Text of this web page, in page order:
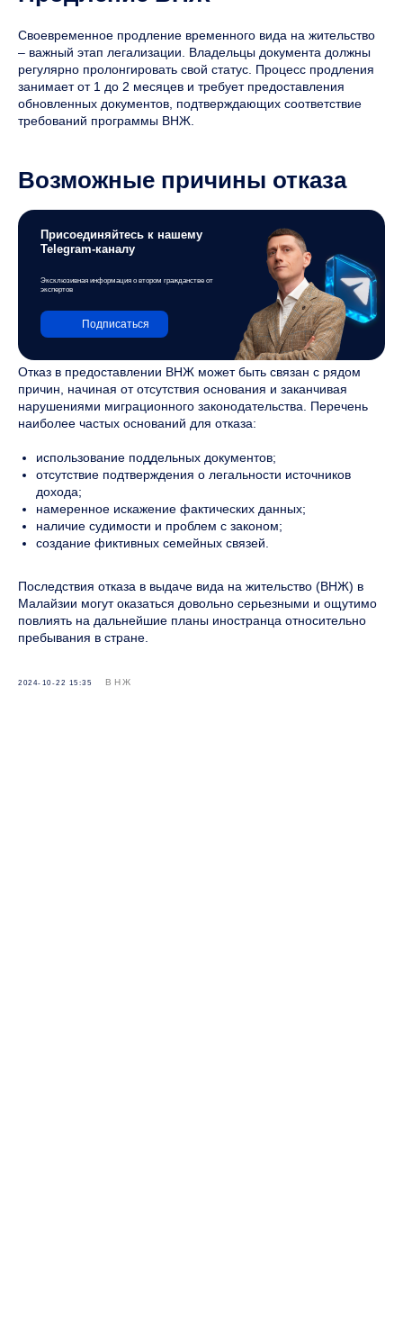
Своевременное продление временного вида на жительство
– важный этап легализации. Владельцы документа должны
регулярно пролонгировать свой статус. Процесс продления
занимает от 1 до 2 месяцев и требует предоставления
обновленных документов, подтверждающих соответствие
требований программы ВНЖ.
Возможные причины отказа
Присоединяйтесь к нашему
Telegram-каналу
Эксклюзивная информация о втором гражданстве от
экспертов
Подписаться
Отказ в предоставлении ВНЖ может быть связан с рядом
причин, начиная от отсутствия основания и заканчивая
нарушениями миграционного законодательства. Перечень
наиболее частых оснований для отказа:
использование поддельных документов;
отсутствие подтверждения о легальности источников
дохода;
намеренное искажение фактических данных;
наличие судимости и проблем с законом;
создание фиктивных семейных связей.
Последствия отказа в выдаче вида на жительство (ВНЖ) в
Малайзии могут оказаться довольно серьезными и ощутимо
повлиять на дальнейшие планы иностранца относительно
пребывания в стране.
2024-10-22 15:35 ВНЖ